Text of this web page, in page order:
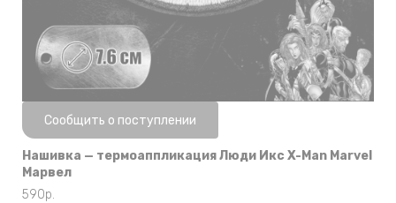
Нет в наличии
Сообщить о поступлении
Нашивка — термоаппликация Люди Икс X-Man Marvel
Марвел
590р.